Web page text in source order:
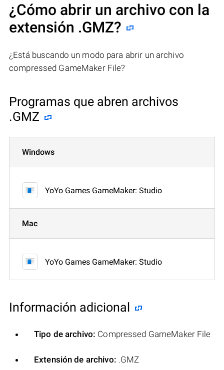
¿Cómo abrir un archivo con la
extensión .GMZ?
¿Está buscando un modo para abrir un archivo
compressed GameMaker File?
Programas que abren archivos
.GMZ
Windows
YoYo Games GameMaker: Studio
Mac
YoYo Games GameMaker: Studio
Información adicional
Tipo de archivo: Compressed GameMaker File
Extensión de archivo: .GMZ